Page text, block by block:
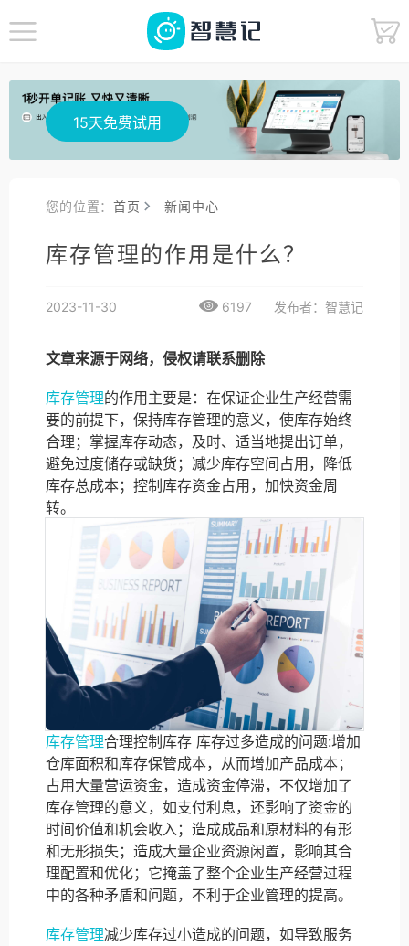
15天免费试用
您的位置：首页 新闻中心
库存管理的作用是什么？
2023-11-30 6197 发布者：智慧记
文章来源于网络，侵权请联系删除
库存管理的作用主要是：在保证企业生产经营需
要的前提下，保持库存管理的意义，使库存始终
合理；掌握库存动态，及时、适当地提出订单，
避免过度储存或缺货；减少库存空间占用，降低
库存总成本；控制库存资金占用，加快资金周
转。
库存管理合理控制库存 库存过多造成的问题:增加
仓库面积和库存保管成本，从而增加产品成本；
占用大量营运资金，造成资金停滞，不仅增加了
库存管理的意义，如支付利息，还影响了资金的
时间价值和机会收入；造成成品和原材料的有形
和无形损失；造成大量企业资源闲置，影响其合
理配置和优化；它掩盖了整个企业生产经营过程
中的各种矛盾和问题，不利于企业管理的提高。
库存管理减少库存过小造成的问题，如导致服务